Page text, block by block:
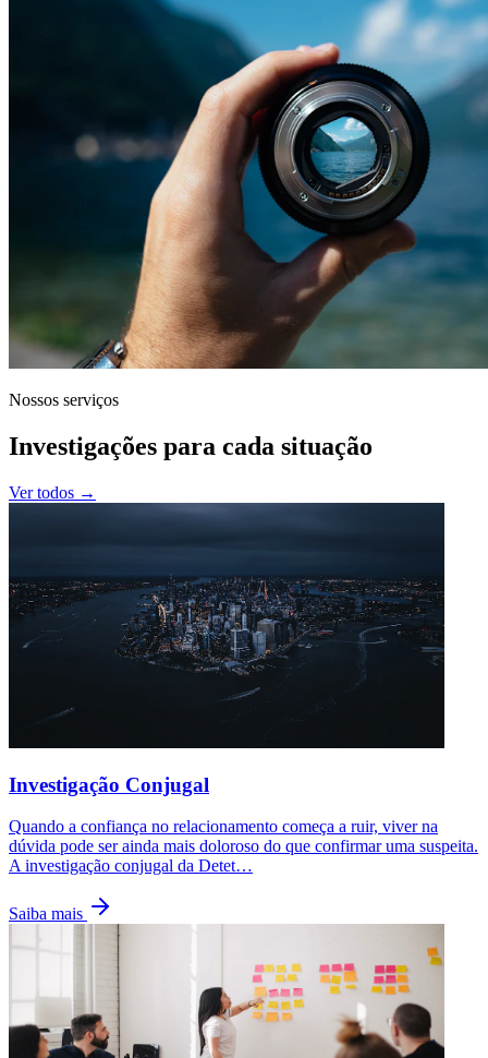
Nossos serviços
Investigações para cada situação
Ver todos →
Investigação Conjugal
Quando a confiança no relacionamento começa a ruir, viver na
dúvida pode ser ainda mais doloroso do que confirmar uma suspeita.
A investigação conjugal da Detet…
Saiba mais